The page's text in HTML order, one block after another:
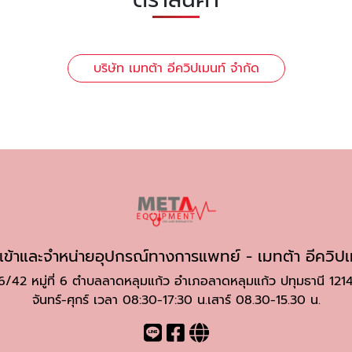
บริษัท เมทต้า อีควิปเมนท์ จำกัด
ข้าและจำหน่ายอุปกรณ์ทางการแพทย์ - เมทต้า อีควิป
42 หมู่ที่ 6 ตำบลลาดหลุมแก้ว อำเภอลาดหลุมแก้ว ปทุมธานี
จันทร์-ศุกร์ เวลา 08:30-17:30 น.เสาร์ 08.30-15.30 น.